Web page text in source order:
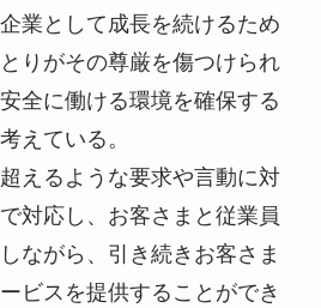
業として成長を続けるため
りがその尊厳を傷つけられ
全に働ける環境を確保する
えている。
えるような要求や言動に対
対応し、お客さまと従業員
ながら、引き続きお客さま
ビスを提供することができ